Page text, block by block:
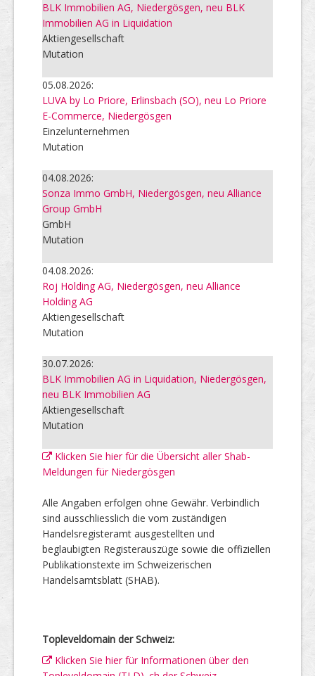
BLK Immobilien AG, Niedergösgen, neu BLK
Immobilien AG in Liquidation
Aktiengesellschaft
Mutation
05.08.2026:
LUVA by Lo Priore, Erlinsbach (SO), neu Lo Priore
E-Commerce, Niedergösgen
Einzelunternehmen
Mutation
04.08.2026:
Sonza Immo GmbH, Niedergösgen, neu Alliance
Group GmbH
GmbH
Mutation
04.08.2026:
Roj Holding AG, Niedergösgen, neu Alliance
Holding AG
Aktiengesellschaft
Mutation
30.07.2026:
BLK Immobilien AG in Liquidation, Niedergösgen,
neu BLK Immobilien AG
Aktiengesellschaft
Mutation
Klicken Sie hier für die Übersicht aller Shab-
Meldungen für Niedergösgen
Alle Angaben erfolgen ohne Gewähr. Verbindlich
sind ausschliesslich die vom zuständigen
Handelsregisteramt ausgestellten und
beglaubigten Registerauszüge sowie die offiziellen
Publikationstexte im Schweizerischen
Handelsamtsblatt (SHAB).
Topleveldomain der Schweiz:
Klicken Sie hier für Informationen über den